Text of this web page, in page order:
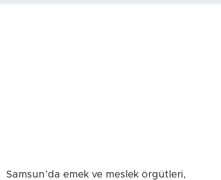
Samsun’da emek ve meslek örgütleri,